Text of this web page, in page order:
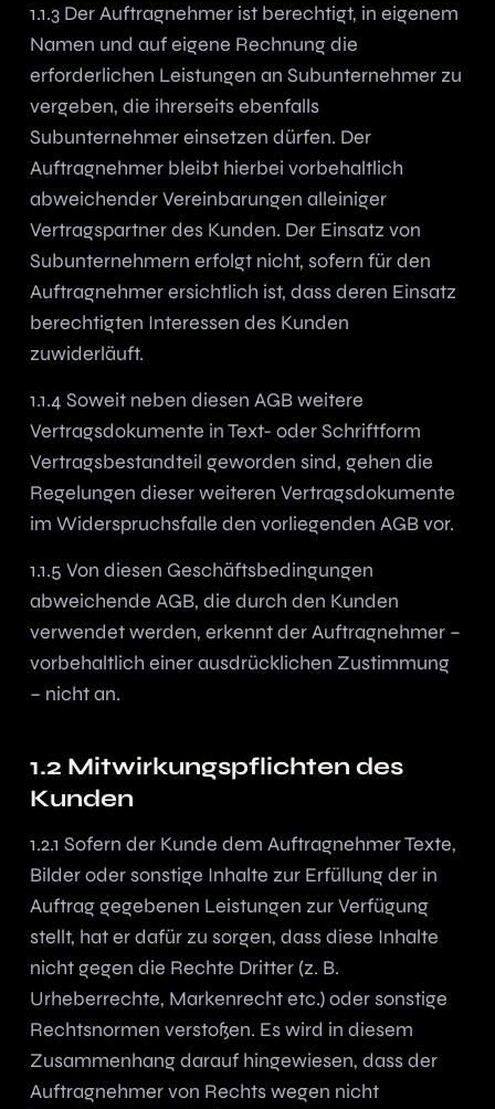
1.1.3 Der Auftragnehmer ist berechtigt, in eigenem
Namen und auf eigene Rechnung die
erforderlichen Leistungen an Subunternehmer zu
vergeben, die ihrerseits ebenfalls
Subunternehmer einsetzen dürfen. Der
Auftragnehmer bleibt hierbei vorbehaltlich
abweichender Vereinbarungen alleiniger
Vertragspartner des Kunden. Der Einsatz von
Subunternehmern erfolgt nicht, sofern für den
Auftragnehmer ersichtlich ist, dass deren Einsatz
berechtigten Interessen des Kunden
zuwiderläuft.
1.1.4 Soweit neben diesen AGB weitere
Vertragsdokumente in Text- oder Schriftform
Vertragsbestandteil geworden sind, gehen die
Regelungen dieser weiteren Vertragsdokumente
im Widerspruchsfalle den vorliegenden AGB vor.
1.1.5 Von diesen Geschäftsbedingungen
abweichende AGB, die durch den Kunden
verwendet werden, erkennt der Auftragnehmer –
vorbehaltlich einer ausdrücklichen Zustimmung
– nicht an.
1.2 Mitwirkungspflichten des
Kunden
1.2.1 Sofern der Kunde dem Auftragnehmer Texte,
Bilder oder sonstige Inhalte zur Erfüllung der in
Auftrag gegebenen Leistungen zur Verfügung
stellt, hat er dafür zu sorgen, dass diese Inhalte
nicht gegen die Rechte Dritter (z. B.
Urheberrechte, Markenrecht etc.) oder sonstige
Rechtsnormen verstoßen. Es wird in diesem
Zusammenhang darauf hingewiesen, dass der
Auftragnehmer von Rechts wegen nicht